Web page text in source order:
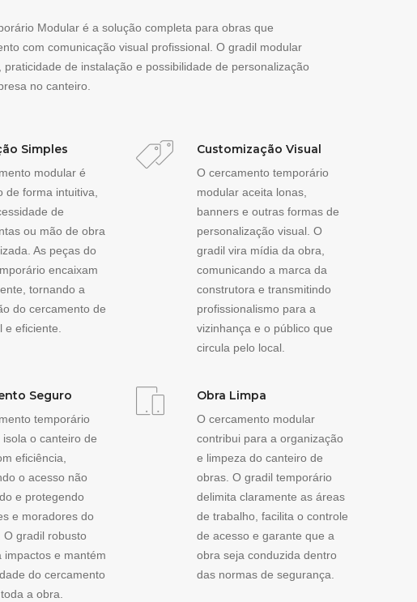
Modular é a solução completa para obras que
com comunicação visual profissional. O gradil modular
de instalação e possibilidade de personalização
no canteiro.
Simples
modular é
de forma intuitiva,
de
ou mão de obra
As peças do
encaixam
tornando a
do cercamento de
e eficiente.
Customização Visual
O cercamento temporário
modular aceita lonas,
banners e outras formas de
personalização visual. O
gradil vira mídia da obra,
comunicando a marca da
construtora e transmitindo
profissionalismo para a
vizinhança e o público que
circula pelo local.
Seguro
temporário
isola o canteiro de
eficiência,
o acesso não
e protegendo
e moradores do
O gradil robusto
impactos e mantém
do cercamento
a obra.
Obra Limpa
O cercamento modular
contribui para a organização
e limpeza do canteiro de
obras. O gradil temporário
delimita claramente as áreas
de trabalho, facilita o controle
de acesso e garante que a
obra seja conduzida dentro
das normas de segurança.